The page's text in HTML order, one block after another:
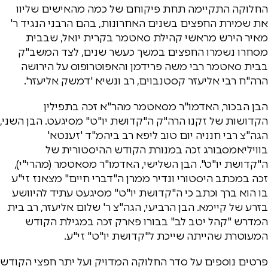
החלוקה התקיימה תחת פיקוחם של כמה מהאישים שליוו
את שמירת החפצים בשנים האחרונות, בהם הרבני הנגיד ר'
מאיר הירש מראשי קהילת סאטמר בקרית יואל, שבבית
מסחרו נשמרו החפצים במשך כעשר שנים, לצד המשב"ק
בבית סאטמר רבי משה פרידמן והאפוטרופוס על הירושה
הרה"ח רבי אליעזר קסטנבוים, רב ונשיא 'דמשק אליעזר'.
הבן הבכור, האדמו"ר מסאטמר מהר"א זכה בתפילין
הקדושות של זקנו הרה"ק ה"קדושת יו"ט" מסיגעט. הבן השני,
הגה"צ רבי חנניה יום טוב ליפא רב ביהמ"ד 'זענטא'
בוויליאמסבורג זכה במנורת הקודש ההיסטורית של
ה"קדושת יו"ט". הבן השלישי, האדמו"ר מסאטמר (מהרי"י),
זכה במכתב היסטורי ונדיר ממרן ה"דברי חיים" מצאנז זי"ע
בו הוא ברך וכתב כי ה"קדושת יו"ט" מסיגעט עתיד להיוושע
בזרע של קיימא. הבן הרביעי, הגה"צ ר' שלום אליעזר, רב בית
המדרש "קהל יטב לב" בבורו פארק זכה במגילת הקודש
המעוטרת שהייתה שייכת ל"קדושת יו"ט" זי"ע.
פרטים נוספים על סדר החלוקה המדויק ועל יתר חפצי הקודש